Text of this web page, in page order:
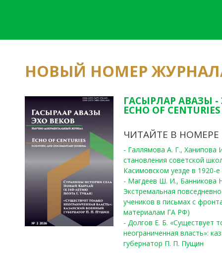
НОВЫЙ НОМЕР
ГАСЫРЛАР АВАЗЫ -
ECHO OF
ЧИТАЙТЕ В НОМЕРЕ
- Галлямова А. Г.,
становления советской
Касимовском уезде в 1920-е
- Магдеев Ш. И., Банникова
Экстремальная
учеников в письмах с
материалам ГА РФ)
- Долгов Е. Б. «Существует
неограниченная власть»:
губернатор П. П. Пущин